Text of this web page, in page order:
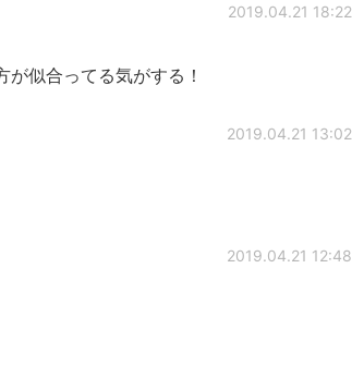
2019.04.21 18:22
似合ってる気がする！
2019.04.21 13:02
2019.04.21 12:48